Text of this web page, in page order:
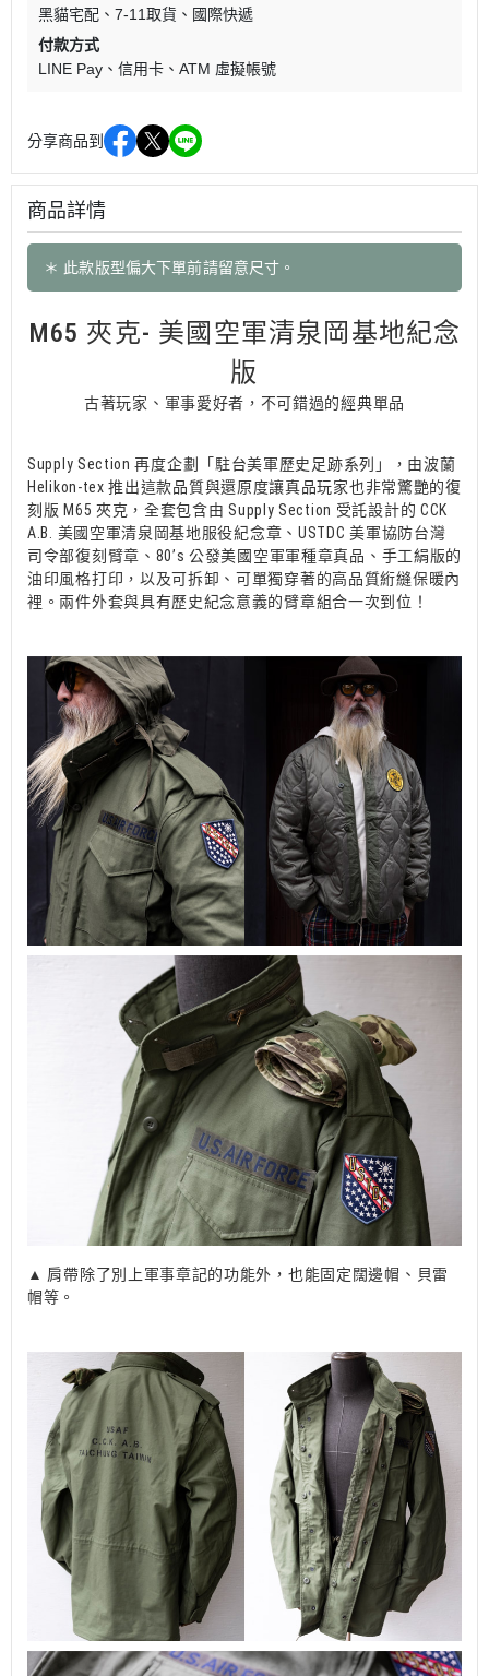
黑貓宅配
7-11取貨
國際快遞
付款方式
LINE Pay
信用卡 ATM 虛擬帳號
分享商品到
商品詳情
＊ 此款版型偏大下單前請留意尺寸。
M65 夾克- 美國空軍清泉岡基地紀念
版
古著玩家、軍事愛好者，不可錯過的經典單品
Supply Section 再度企劃「駐台美軍歷史足跡系列」，由波蘭
Helikon-tex 推出這款品質與還原度讓真品玩家也非常驚艷的復
刻版 M65 夾克，全套包含由 Supply Section 受託設計的 CCK
A.B. 美國空軍清泉岡基地服役紀念章、USTDC 美軍協防台灣
司令部復刻臂章、80’s 公發美國空軍軍種章真品、手工絹版的
油印風格打印，以及可拆卸、可單獨穿著的高品質絎縫保暖內
裡。兩件外套與具有歷史紀念意義的臂章組合一次到位！
▲ 肩帶除了別上軍事章記的功能外，也能固定闊邊帽、貝雷
帽等。